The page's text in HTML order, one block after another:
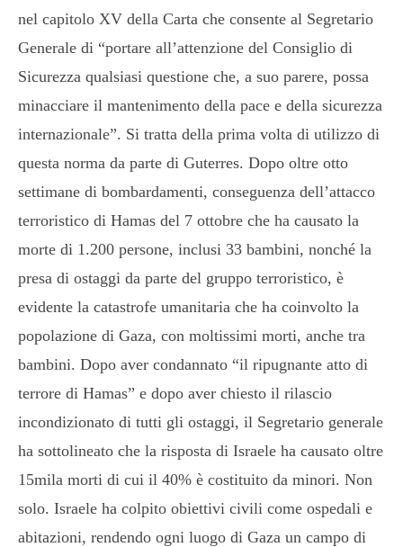
nel capitolo XV della Carta che consente al Segretario
Generale di “portare all’attenzione del Consiglio di
Sicurezza qualsiasi questione che, a suo parere, possa
minacciare il mantenimento della pace e della sicurezza
internazionale”. Si tratta della prima volta di utilizzo di
questa norma da parte di Guterres. Dopo oltre otto
settimane di bombardamenti, conseguenza dell’attacco
terroristico di Hamas del 7 ottobre che ha causato la
morte di 1.200 persone, inclusi 33 bambini, nonché la
presa di ostaggi da parte del gruppo terroristico, è
evidente la catastrofe umanitaria che ha coinvolto la
popolazione di Gaza, con moltissimi morti, anche tra
bambini. Dopo aver condannato “il ripugnante atto di
terrore di Hamas” e dopo aver chiesto il rilascio
incondizionato di tutti gli ostaggi, il Segretario generale
ha sottolineato che la risposta di Israele ha causato oltre
15mila morti di cui il 40% è costituito da minori. Non
solo. Israele ha colpito obiettivi civili come ospedali e
abitazioni, rendendo ogni luogo di Gaza un campo di